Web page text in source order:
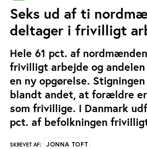
Seks ud af ti
deltager i frivilligt
Hele 61 pct. af
frivilligt arbejde og
en ny opgørelse.
blandt andet, at forældre
som frivillige. I Danmark
pct. af befolkningen
SKREVET AF: JONNA TOFT